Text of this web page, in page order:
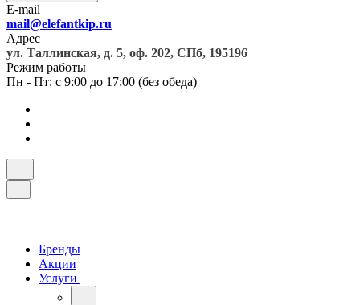
E-mail
mail@elefantkip.ru
Адрес
ул. Таллинская, д. 5, оф. 202, СПб, 195196
Режим работы
Пн - Пт: с 9:00 до 17:00 (без обеда)
Бренды
Акции
Услуги